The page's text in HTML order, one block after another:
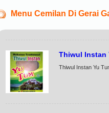
Menu Cemilan Di Gerai
Thiwul Instan
Thiwul Instan Yu